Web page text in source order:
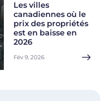
Les villes
canadiennes où le
prix des propriétés
est en baisse en
2026
Fév 9, 2026